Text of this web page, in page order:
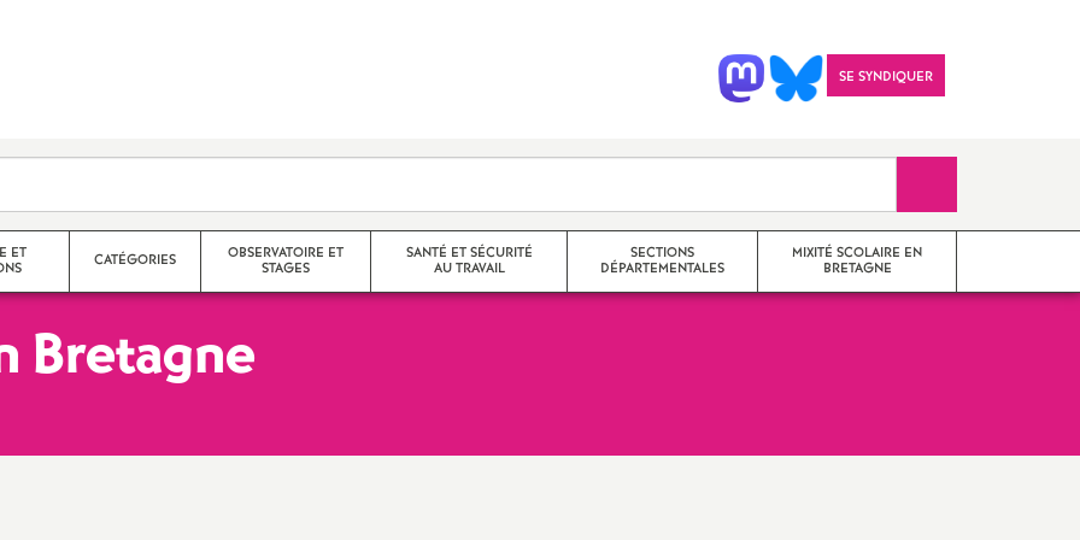
SE SYNDIQUER
ET
CATÉGORIES
Agrégés
OBSERVATOIRE ET
STAGES
Stages de l’observatoire
l’observatoire
SANTÉ ET SÉCURITÉ
AU TRAVAIL
SECTIONS
DÉPARTEMENTALES
MIXITÉ SCOLAIRE EN
BRETAGNE
Bretagne